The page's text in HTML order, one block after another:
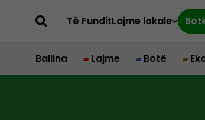
Të FunditLajme lokale
Ballina Lajme Botë